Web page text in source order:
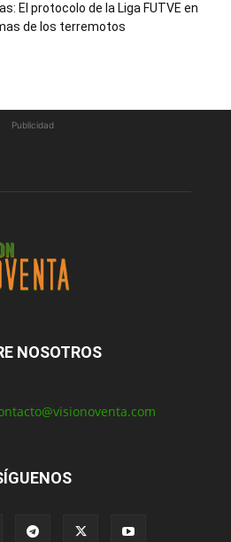
El protocolo de la Liga FUTVE en
de los terremotos
Publicidad
NOSOTROS